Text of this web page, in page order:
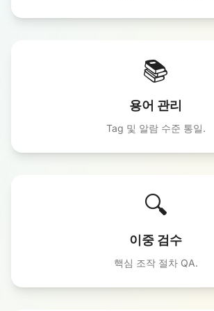
📚
용어 관리
Tag 및 알람 수준 통일.
🔍
이중 검수
핵심 조작 절차 QA.